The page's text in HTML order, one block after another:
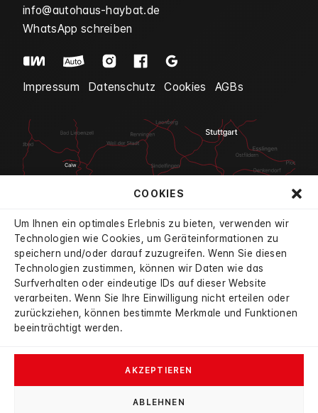
COOKIES
Um Ihnen ein optimales Erlebnis zu bieten, verwenden wir
Technologien wie Cookies, um Geräteinformationen zu
speichern und/oder darauf zuzugreifen. Wenn Sie diesen
Technologien zustimmen, können wir Daten wie das
Surfverhalten oder eindeutige IDs auf dieser Website
verarbeiten. Wenn Sie Ihre Einwilligung nicht erteilen oder
zurückziehen, können bestimmte Merkmale und Funktionen
beeinträchtigt werden.
AKZEPTIEREN
ABLEHNEN
info@autohaus-haybat.de
WhatsApp schreiben
Impressum Datenschutz Cookies AGBs
4.7 aus 834 Bewertungen
verifiziert durch:mobile|autoscout24| google
© 2026 Autohaus Haybat